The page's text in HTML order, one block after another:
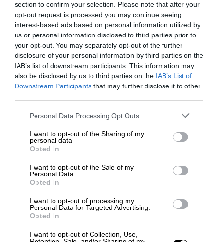
section to confirm your selection. Please note that after your
opt-out request is processed you may continue seeing
interest-based ads based on personal information utilized by
us or personal information disclosed to third parties prior to
your opt-out. You may separately opt-out of the further
disclosure of your personal information by third parties on the
IAB’s list of downstream participants. This information may
also be disclosed by us to third parties on the IAB’s List of
Downstream Participants that may further disclose it to other
Please note that this website/app uses one or more Google
not limited to your visit or usage behaviour. You may click to
grant or deny consent to Google and its third-party tags to
use your data for below specified purposes in below Google
consent section.
Personal Data Processing Opt Outs
I want to opt-out of the Sharing of my
personal data.
Opted In
I want to opt-out of the Sale of my
Personal Data.
Opted In
I want to opt-out of processing my
Personal Data for Targeted Advertising.
Opted In
I want to opt-out of Collection, Use,
Αθλητισμός|13.06.2023 23:15
Πρωτάθλημα Αργεντινής: Τεσσάρα της
Η Ρίβερ Πλέιτ επικράτησε 4-1 εκτός έδρας
και βρέθηκε ξανά στο +4